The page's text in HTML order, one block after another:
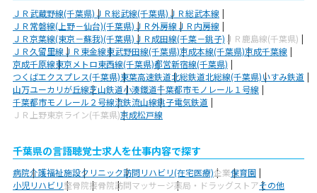
ＪＲ武蔵野線(千葉県)ＪＲ総武線(千葉県)ＪＲ総武本線
ＪＲ常磐線(上野－仙台)(千葉県)ＪＲ外房線ＪＲ内房線
ＪＲ京葉線(東京－蘇我)(千葉県)ＪＲ成田線(千葉－銚子) ＪＲ鹿島線(千葉県)
ＪＲ久留里線ＪＲ東金線東武野田線(千葉県)京成本線(千葉県)京成千葉線
京成千原線東京メトロ東西線(千葉県)都営新宿線(千葉県)
つくばエクスプレス(千葉県)東葉高速鉄道北総鉄道北総線(千葉県)いすみ鉄道
山万ユーカリが丘線芝山鉄道小湊鐵道千葉都市モノレール１号線
千葉都市モノレール２号線流鉄流山線銚子電気鉄道
ＪＲ上野東京ライン(千葉県)京成松戸線
千葉県の言語聴覚士求人を仕事内容で探す
病院介護福祉施設クリニック訪問リハビリ(在宅医療)企業保育園
小児リハビリ整骨院接骨院訪問マッサージ薬局・ドラッグストアその他